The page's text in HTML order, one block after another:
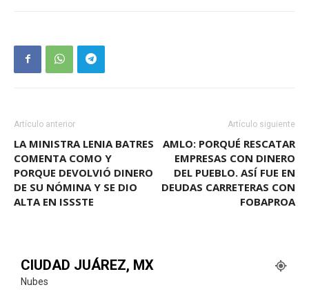
Artículo anterior
LA MINISTRA LENIA BATRES
COMENTA COMO Y
PORQUE DEVOLVIÓ DINERO
DE SU NÓMINA Y SE DIO
ALTA EN ISSSTE
Artículo siguiente
AMLO: PORQUÉ RESCATAR
EMPRESAS CON DINERO
DEL PUEBLO. ASÍ FUE EN
DEUDAS CARRETERAS CON
FOBAPROA
CIUDAD JUÁREZ, MX
Nubes